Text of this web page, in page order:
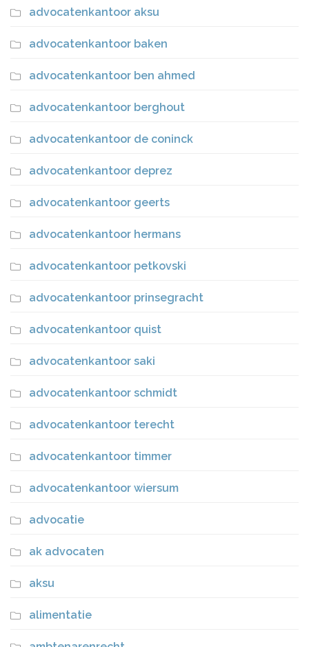
advocatenkantoor aksu
advocatenkantoor baken
advocatenkantoor ben ahmed
advocatenkantoor berghout
advocatenkantoor de coninck
advocatenkantoor deprez
advocatenkantoor geerts
advocatenkantoor hermans
advocatenkantoor petkovski
advocatenkantoor prinsegracht
advocatenkantoor quist
advocatenkantoor saki
advocatenkantoor schmidt
advocatenkantoor terecht
advocatenkantoor timmer
advocatenkantoor wiersum
advocatie
ak advocaten
aksu
alimentatie